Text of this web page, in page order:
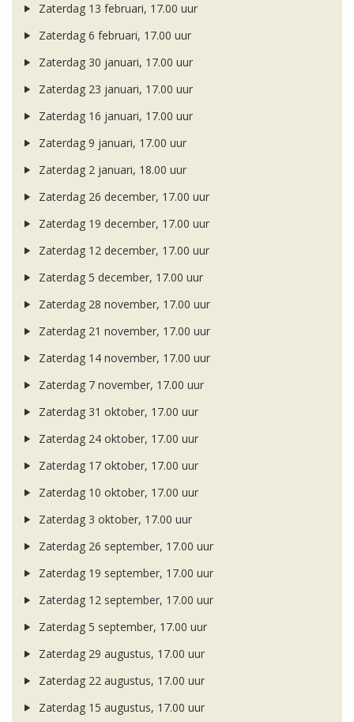
Zaterdag 13 februari, 17.00 uur
Zaterdag 6 februari, 17.00 uur
Zaterdag 30 januari, 17.00 uur
Zaterdag 23 januari, 17.00 uur
Zaterdag 16 januari, 17.00 uur
Zaterdag 9 januari, 17.00 uur
Zaterdag 2 januari, 18.00 uur
Zaterdag 26 december, 17.00 uur
Zaterdag 19 december, 17.00 uur
Zaterdag 12 december, 17.00 uur
Zaterdag 5 december, 17.00 uur
Zaterdag 28 november, 17.00 uur
Zaterdag 21 november, 17.00 uur
Zaterdag 14 november, 17.00 uur
Zaterdag 7 november, 17.00 uur
Zaterdag 31 oktober, 17.00 uur
Zaterdag 24 oktober, 17.00 uur
Zaterdag 17 oktober, 17.00 uur
Zaterdag 10 oktober, 17.00 uur
Zaterdag 3 oktober, 17.00 uur
Zaterdag 26 september, 17.00 uur
Zaterdag 19 september, 17.00 uur
Zaterdag 12 september, 17.00 uur
Zaterdag 5 september, 17.00 uur
Zaterdag 29 augustus, 17.00 uur
Zaterdag 22 augustus, 17.00 uur
Zaterdag 15 augustus, 17.00 uur